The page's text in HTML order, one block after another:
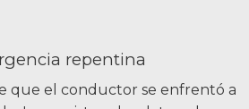
repentina
que el conductor se enfrentó a